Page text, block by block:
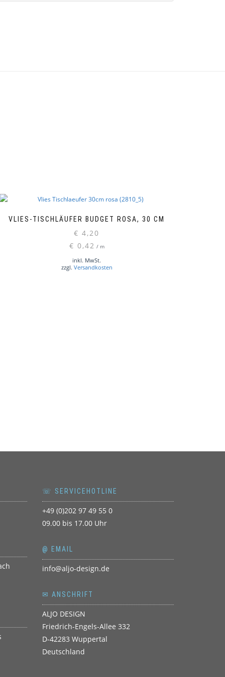
VLIES-TISCHLÄUFER BUDGET ROSA, 30 CM
€ 4,20
€ 0,42 / m
inkl. MwSt.
zzgl. Versandkosten
☏ SERVICEHOTLINE
+49 (0)202 97 49 55 0
09.00 bis 17.00 Uhr
@ EMAIL
info@aljo-design.de
✉ ANSCHRIFT
ALJO DESIGN
Friedrich-Engels-Allee 332
D-42283 Wuppertal
Deutschland